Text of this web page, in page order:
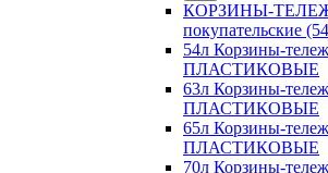
КОРЗИНЫ-
покупательские
54л Корзины-
ПЛАСТИКОВЫЕ
63л Корзины-
ПЛАСТИКОВЫЕ
65л Корзины-
ПЛАСТИКОВЫЕ
70л Корзины-